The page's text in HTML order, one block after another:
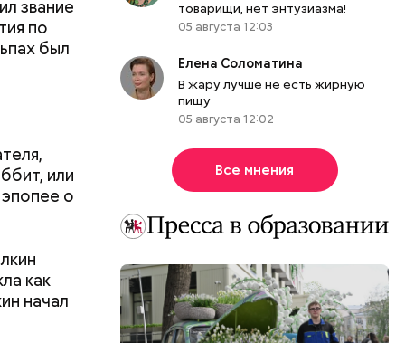
звание
по
был
или
о
как
начал
товарищи, нет энтузиазма!
05 августа 12:03
Елена Соломатина
В жару лучше не есть жирную
пищу
05 августа 12:02
Все мнения